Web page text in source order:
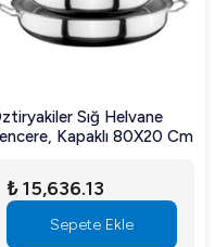
Sığ Helvane
Kapaklı 80X20 Cm
₺ 15,636.13
Sepete Ekle